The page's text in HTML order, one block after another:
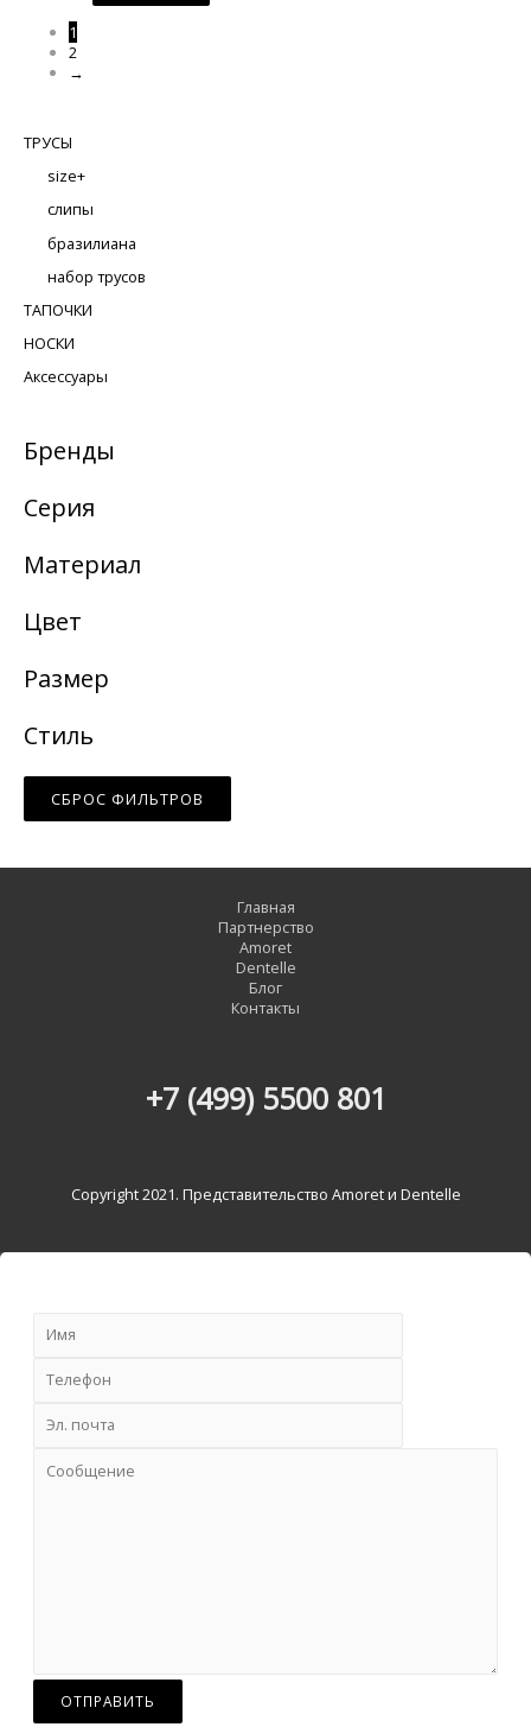
ТРУСЫ
size+
слипы
бразилиана
набор трусов
ТАПОЧКИ
НОСКИ
Аксессуары
Бренды
Серия
Материал
Цвет
Размер
Стиль
СБРОС ФИЛЬТРОВ
1
2
→
Главная
Партнерство
Amoret
Dentelle
Блог
Контакты
+7 (499) 5500 801
Copyright 2021. Представительство Amoret и Dentelle